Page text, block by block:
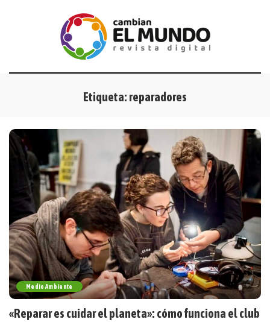
Etiqueta:reparadores
Medio Ambiente
«Reparar es cuidar el planeta»: cómo funciona el club